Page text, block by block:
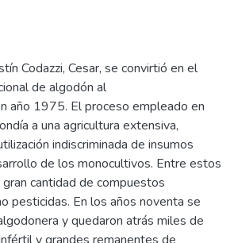
Codazzi, Cesar, se convirtió en el
de algodón al
año 1975. El proceso empleado en
a una agricultura extensiva,
indiscriminada de insumos
de los monocultivos. Entre estos
cantidad de compuestos
pesticidas. En los años noventa se
y quedaron atrás miles de